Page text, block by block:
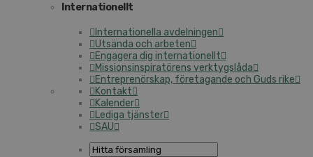
Internationellt
Internationella avdelningen
Utsända och arbeten
Engagera dig internationellt
Missionsinspiratörens verktygslåda
Entreprenörskap, företagande och Guds rike
Kontakt
Kalender
Lediga tjänster
SAU